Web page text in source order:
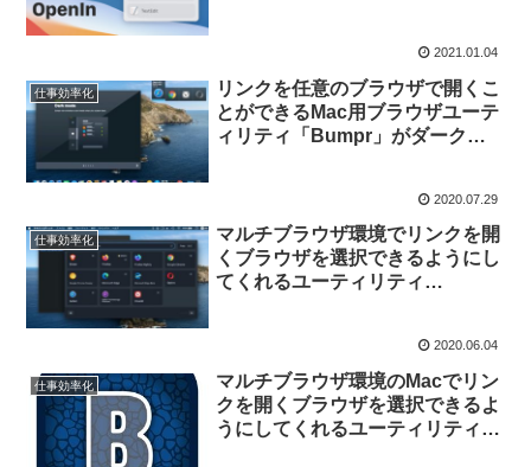
2021.01.04
仕事効率化
リンクを任意のブラウザで開くこ
とができるMac用ブラウザユーテ
ィリティ「Bumpr」がダークモ
2020.07.29
仕事効率化
マルチブラウザ環境でリンクを開
くブラウザを選択できるようにし
てくれるユーティリティ
2020.06.04
仕事効率化
マルチブラウザ環境のMacでリン
クを開くブラウザを選択できるよ
うにしてくれるユーティリティ